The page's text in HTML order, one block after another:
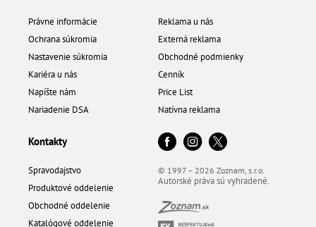
Právne informácie
Ochrana súkromia
Nastavenie súkromia
Kariéra u nás
Napíšte nám
Nariadenie DSA
Reklama u nás
Externá reklama
Obchodné podmienky
Cenník
Price List
Natívna reklama
Kontakty
Spravodajstvo
Produktové oddelenie
Obchodné oddelenie
Katalógové oddelenie
© 1997 – 2026 Zoznam, s.r.o.
Autorské práva sú vyhradené.